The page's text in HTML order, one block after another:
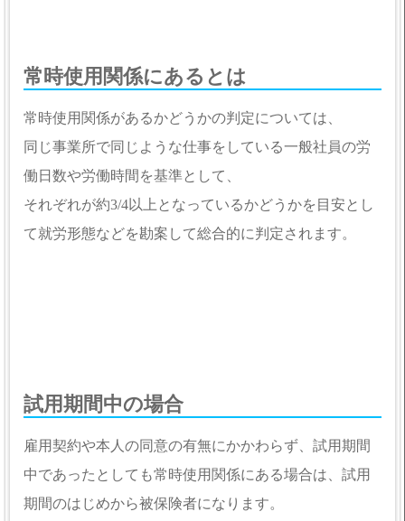
常時使用関係にあるとは
常時使用関係があるかどうかの判定については、
同じ事業所で同じような仕事をしている一般社員の労
働日数や労働時間を基準として、
それぞれが約3/4以上となっているかどうかを目安とし
て就労形態などを勘案して総合的に判定されます。
試用期間中の場合
雇用契約や本人の同意の有無にかかわらず、試用期間
中であったとしても常時使用関係にある場合は、試用
期間のはじめから被保険者になります。